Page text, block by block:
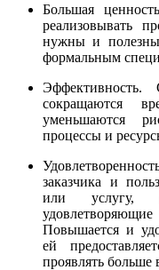
Большая
реализовывать
нужны и полезны
формальным
Эффективность.
сокращаются
уменьшаются
процессы и
заказчика и
или услугу,
Повышается и
ей
проявлять больше